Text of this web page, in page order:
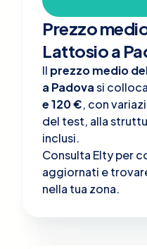
Prezzo
Lattosio a
Il prezzo medio
a Padovasi
e 120 €, con
del test, alla
inclusi.
Consulta Elty per
aggiornati e
nella tua zona.